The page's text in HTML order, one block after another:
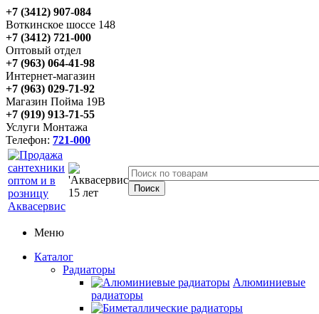
+7 (3412) 907-084
Воткинское шоссе 148
+7 (3412) 721-000
Оптовый отдел
+7 (963) 064-41-98
Интернет-магазин
+7 (963) 029-71-92
Магазин Пойма 19В
+7 (919) 913-71-55
Услуги Монтажа
Телефон: 721-000
Меню
Каталог
Радиаторы
Алюминиевые
радиаторы